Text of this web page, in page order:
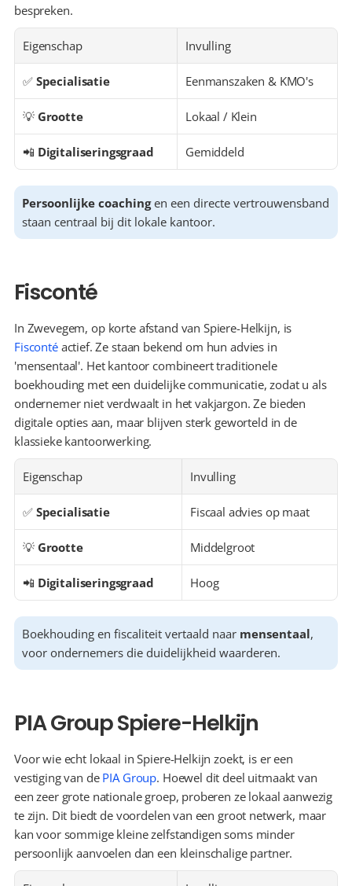
bespreken.
Eigenschap Invulling
✅ Specialisatie Eenmanszaken & KMO's
💡 Grootte Lokaal / Klein
📲 Digitaliseringsgraad Gemiddeld
Persoonlijke coaching en een directe vertrouwensband
staan centraal bij dit lokale kantoor.
Fisconté
Fisconté actief. Ze staan bekend om hun advies in
'mensentaal'. Het kantoor combineert traditionele
boekhouding met een duidelijke communicatie, zodat u als
ondernemer niet verdwaalt in het vakjargon. Ze bieden
digitale opties aan, maar blijven sterk geworteld in de
klassieke kantoorwerking.
Eigenschap Invulling
✅ Specialisatie Fiscaal advies op maat
💡 Grootte Middelgroot
📲 Digitaliseringsgraad Hoog
Boekhouding en fiscaliteit vertaald naar mensentaal,
voor ondernemers die duidelijkheid waarderen.
PIA Group Spiere-Helkijn
Voor wie echt lokaal in Spiere-Helkijn zoekt, is er een
vestiging van de PIA Group. Hoewel dit deel uitmaakt van
een zeer grote nationale groep, proberen ze lokaal aanwezig
te zijn. Dit biedt de voordelen van een groot netwerk, maar
kan voor sommige kleine zelfstandigen soms minder
persoonlijk aanvoelen dan een kleinschalige partner.